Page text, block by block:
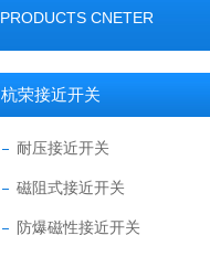
PRODUCTS CNETER
杭荣接近开关
耐压接近开关
磁阻式接近开关
防爆磁性接近开关